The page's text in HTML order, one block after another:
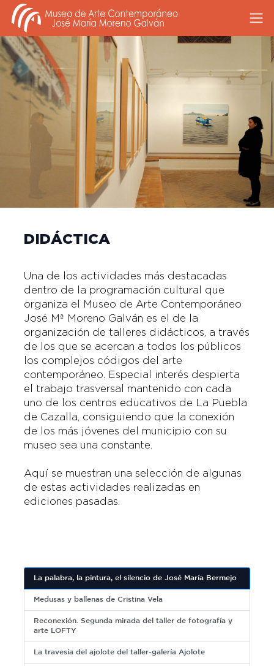
DIDÁCTICA
Una de los actividades más destacadas
dentro de la programación cultural que
organiza el Museo de Arte Contemporáneo
José Mª Moreno Galván es el de la
organización de talleres didácticos, a través
de los que se acercan a todos los públicos
los complejos códigos del arte
contemporáneo. Especial interés despierta
el trabajo trasversal mantenido con cada
uno de los centros educativos de La Puebla
de Cazalla, consiguiendo que la conexión
de los más jóvenes del municipio con su
museo sea una constante.
Aquí se muestran una selección de algunas
de estas actividades realizadas en
ediciones pasadas.
La palabra, la pintura, el silencio de José María Bermejo
Medusas y ballenas de Cristina Vela
Reconexión. Segunda mirada del taller de fotografía y
arte LOFTY
La travesía del ajolote del taller-galería Ajolote